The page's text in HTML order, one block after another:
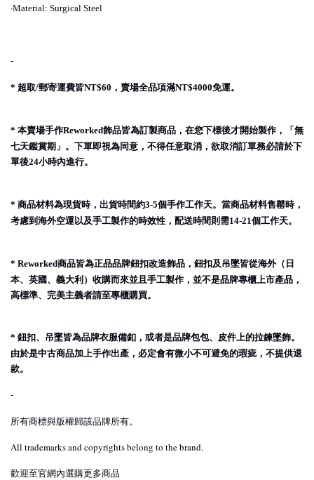
·Material: Surgical Steel
-
* 超取/郵寄運費皆NT$60 ，賣場全品項滿NT$4000免運。
* 本賣場手作Reworked飾品皆為訂製商品，在您下標後才開始製作，「無
七天鑑賞期」。下單即視為同意，不得任意取消，欲取消訂單務必請於下
單後24小時內進行。
* 商品材料為現貨時，出貨時間約3-5個手作工作天。當商品材料售罄時，
考慮到海外空運以及手工製作的時效性，配送時間則需14-21個工作天。
* Reworked商品皆為正品品牌鈕扣改造飾品，鈕扣及吊墜皆從海外（日
本、英國、義大利）收購而來並且手工製作，並不是品牌專櫃上市產品，
高標準、完美主義者請至專櫃購買。
* 鈕扣、吊墜皆為品牌衣服備釦，或者是品牌包包、皮件上的拉鍊墜飾。
由於是中古商品加上手作出產，必定會有微小不可避免的瑕疵，不提供退
款。
-
所有商標與版權歸該品牌所有。
All trademarks and copyrights belong to the brand.
歡迎至官網內選購更多商品